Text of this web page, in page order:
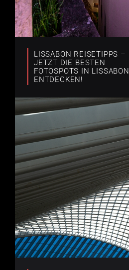
LISSABON REISETIPPS –
JETZT DIE BESTEN
FOTOSPOTS IN LISSABON
ENTDECKEN!